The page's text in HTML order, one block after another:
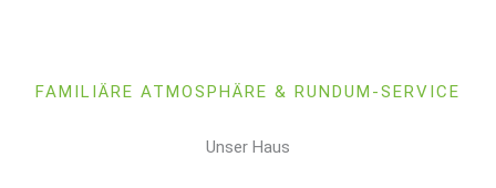
FAMILIÄRE ATMOSPHÄRE & RUNDUM-SERVICE
Unser Haus